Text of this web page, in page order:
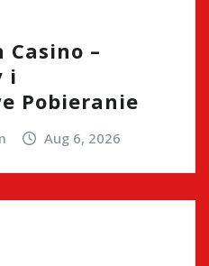
–
i
Pobieranie
Aug 6, 2026